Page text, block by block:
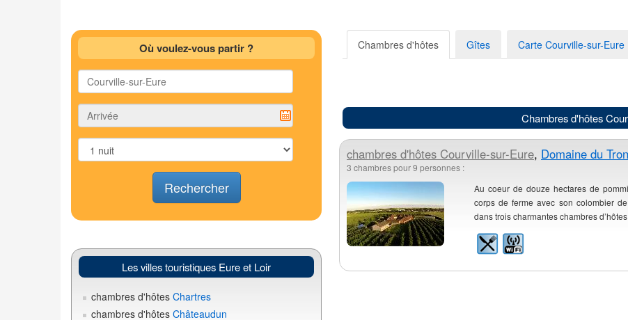
Où voulez-vous partir ?
Rechercher
Les villes touristiques Eure et Loir
chambres d'hôtes Chartres
chambres d'hôtes Châteaudun
Chambres d'hôtes Gîtes Carte Courville-sur-Eure
Chambres d'hôtes
chambres d'hôtes Courville-sur-Eure, Domaine du
3 chambres pour 9 personnes :
Au coeur de douze hectares de
corps de ferme avec son colombier
dans trois charmantes chambres